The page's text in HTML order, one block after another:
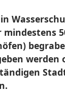
werden